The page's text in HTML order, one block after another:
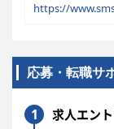
https://
応募・転職サ
1 求人エン